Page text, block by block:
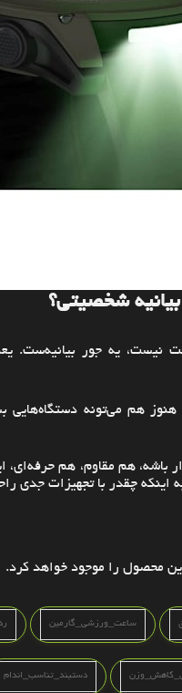
شخصیتی؟
نیست، یه جور بیانیه‌ست.
هم می‌تونه دستگاه‌هایی
باشه، هم مقاوم، هم حرفه‌ای،
اینکه چقدر با تجهیزات جدی
محصول را موجود خواهد کرد.
ساعت_ورزشی_گارمین
دستبند_تناسب_اندام